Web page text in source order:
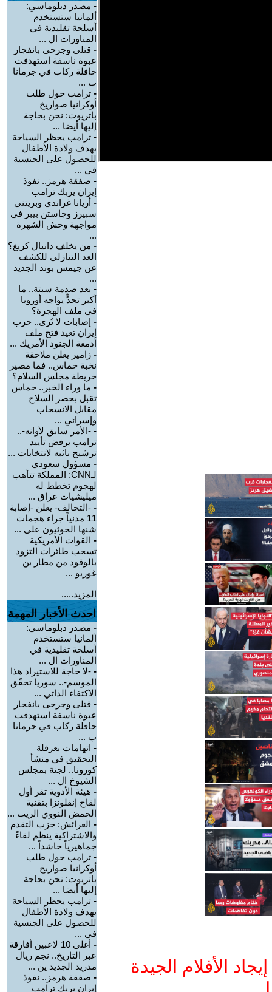
الأفلام الجيدة
- مصدر دبلوماسي:
ألمانيا ستستخدم
أسلحة تقليدية في
المناورات ال ...
- قتلى وجرحى بانفجار
عبوة ناسفة استهدفت
حافلة ركاب في جرمانا
ب ...
- ترامب حول طلب
أوكرانيا صواريخ
باتريوت: نحن بحاجة
إليها أيضا ...
- ترامب يحظر السياحة
بهدف ولادة الأطفال
للحصول على الجنسية
في ...
- صفقة هرمز.. نفوذ
إيران يربك ترامب
- أريانا غراندي وبريتني
سبيرز وجاستن بيبر في
مواجهة وحش الشهرة
...
- من يخلف دانيال كريغ؟
العد التنازلي للكشف
عن جيمس بوند الجديد
...
- بعد صدمة سبتة.. ما
أكبر تحدٍّ يواجه أوروبا
في ملف الهجرة؟
- إصابات لا تُرى.. حرب
إيران تعيد فتح ملف
أدمغة الجنود الأمريك ...
- زامير يعلن ملاحقة
نخبة حماس.. فما مصير
خريطة مجلس السلام؟
- ما وراء الخبر.. حماس
تقبل بحصر السلاح
مقابل الانسحاب
وإسرائي ...
- -الأمر سابق لأوانه-..
ترامب يرفض تأييد
ترشيح نائبه لانتخابات ...
- مسؤول سعودي
لـCNN: المملكة تتأهب
لهجوم تخطط له
ميليشيات عراق ...
- -التحالف- يعلن -إصابة
11 مدنياً جراء هجمات
شنها الحوثيون على ...
- القوات الأمريكية
تسحب طائرات التزود
بالوقود من مطار بن
غوريو ...
المزيد.....
احدث الأخبار المهمة
- مصدر دبلوماسي:
ألمانيا ستستخدم
أسلحة تقليدية في
المناورات ال ...
- -لا حاجة للاستيراد هذا
الموسم-.. سوريا تحقّق
الاكتفاء الذاتي ...
- قتلى وجرحى بانفجار
عبوة ناسفة استهدفت
حافلة ركاب في جرمانا
ب ...
- اتهامات بعرقلة
التحقيق في منشأ
كورونا.. لجنة بمجلس
الشيوخ ال ...
- هيئة الأدوية تقر أول
لقاح إنفلونزا بتقنية
الحمض النووي الريب ...
- العرائش: حزب التقدم
والاشتراكية ينظم لقاءً
جماهيرياً حاشداً ...
- ترامب حول طلب
أوكرانيا صواريخ
باتريوت: نحن بحاجة
إليها أيضا ...
- ترامب يحظر السياحة
بهدف ولادة الأطفال
للحصول على الجنسية
في ...
-
أغلى 10 لاعبين أفارقة
عبر التاريخ.. نجم ريال
مدريد الجديد ين ...
- صفقة هرمز.. نفوذ
إيران يربك ترامب